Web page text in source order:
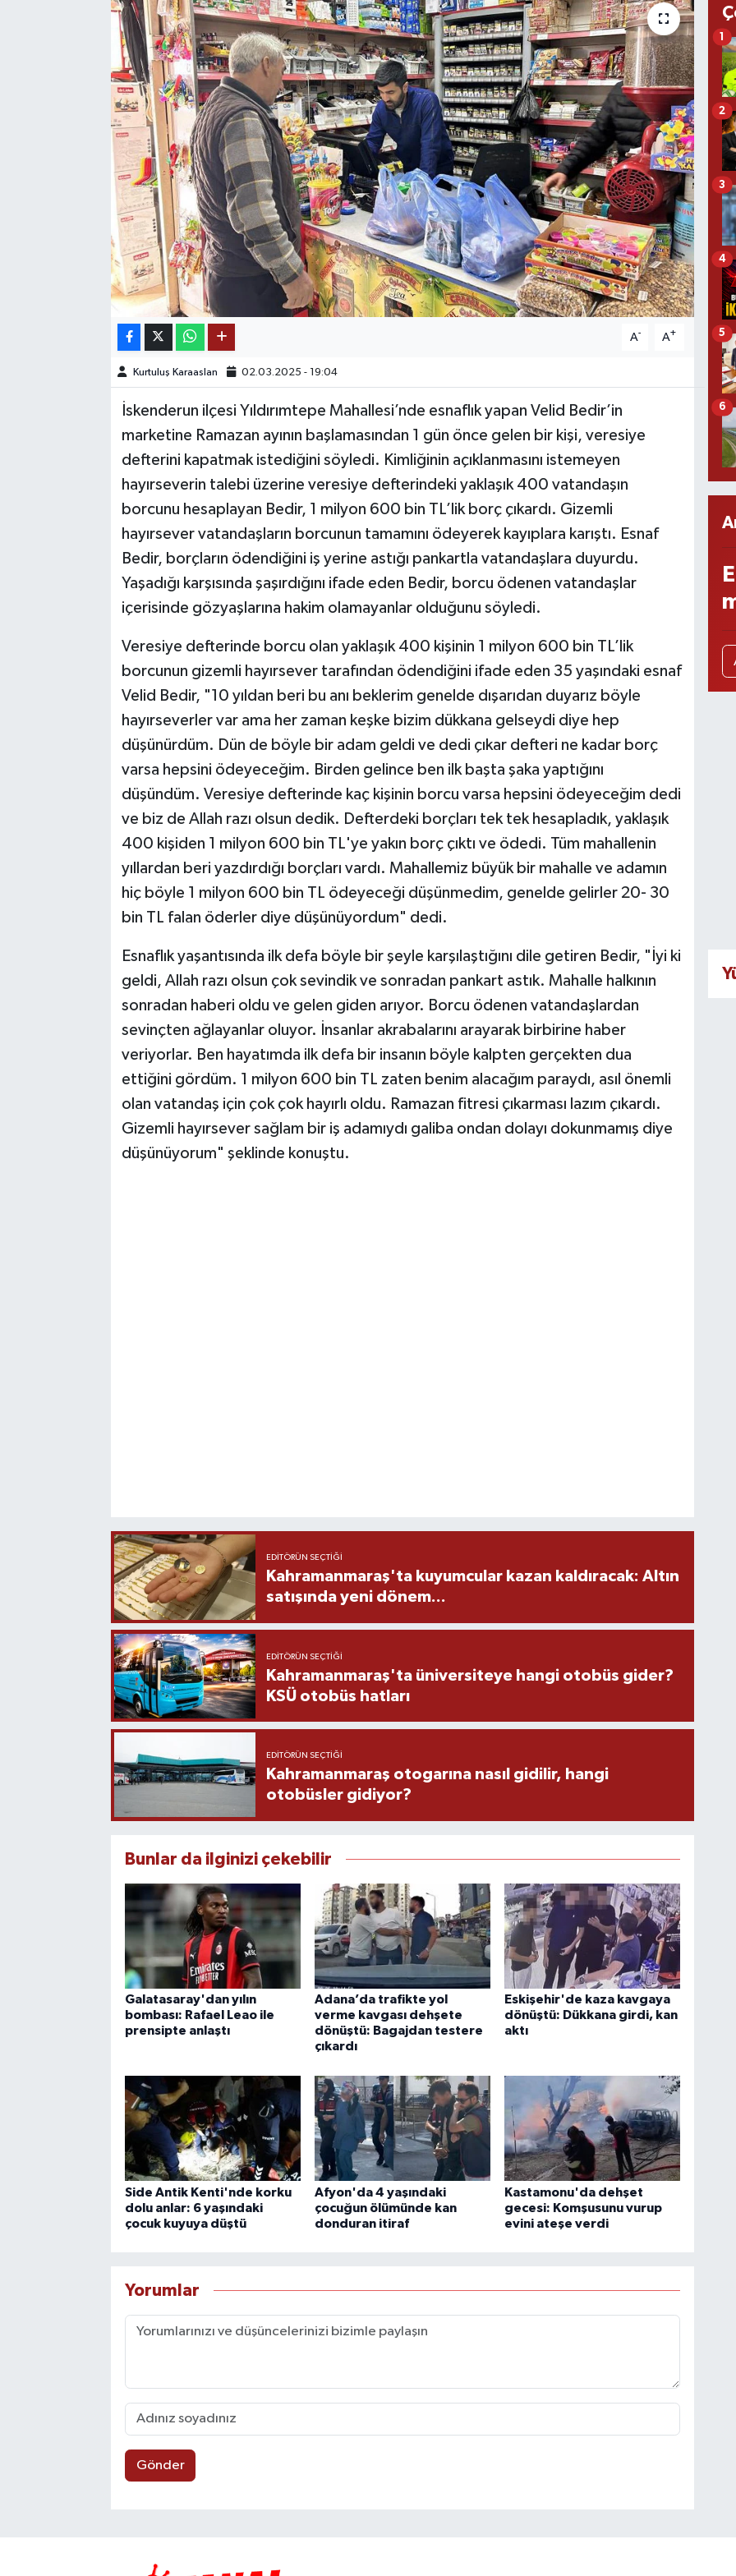
A- A+
Kurtuluş Karaaslan 02.03.2025 - 19:04
İskenderun ilçesi Yıldırımtepe Mahallesi’nde esnaflık yapan Velid Bedir’in
marketine Ramazan ayının başlamasından 1 gün önce gelen bir kişi, veresiye
defterini kapatmak istediğini söyledi. Kimliğinin açıklanmasını istemeyen
hayırseverin talebi üzerine veresiye defterindeki yaklaşık 400 vatandaşın
borcunu hesaplayan Bedir, 1 milyon 600 bin TL’lik borç çıkardı. Gizemli
hayırsever vatandaşların borcunun tamamını ödeyerek kayıplara karıştı. Esnaf
Bedir, borçların ödendiğini iş yerine astığı pankartla vatandaşlara duyurdu.
Yaşadığı karşısında şaşırdığını ifade eden Bedir, borcu ödenen vatandaşlar
içerisinde gözyaşlarına hakim olamayanlar olduğunu söyledi.
Veresiye defterinde borcu olan yaklaşık 400 kişinin 1 milyon 600 bin TL’lik
borcunun gizemli hayırsever tarafından ödendiğini ifade eden 35 yaşındaki esnaf
Velid Bedir, "10 yıldan beri bu anı beklerim genelde dışarıdan duyarız böyle
hayırseverler var ama her zaman keşke bizim dükkana gelseydi diye hep
düşünürdüm. Dün de böyle bir adam geldi ve dedi çıkar defteri ne kadar borç
varsa hepsini ödeyeceğim. Birden gelince ben ilk başta şaka yaptığını
düşündüm. Veresiye defterinde kaç kişinin borcu varsa hepsini ödeyeceğim dedi
ve biz de Allah razı olsun dedik. Defterdeki borçları tek tek hesapladık, yaklaşık
400 kişiden 1 milyon 600 bin TL'ye yakın borç çıktı ve ödedi. Tüm mahallenin
yıllardan beri yazdırdığı borçları vardı. Mahallemiz büyük bir mahalle ve adamın
hiç böyle 1 milyon 600 bin TL ödeyeceği düşünmedim, genelde gelirler 20- 30
bin TL falan öderler diye düşünüyordum" dedi.
Esnaflık yaşantısında ilk defa böyle bir şeyle karşılaştığını dile getiren Bedir, "İyi ki
geldi, Allah razı olsun çok sevindik ve sonradan pankart astık. Mahalle halkının
sonradan haberi oldu ve gelen giden arıyor. Borcu ödenen vatandaşlardan
sevinçten ağlayanlar oluyor. İnsanlar akrabalarını arayarak birbirine haber
veriyorlar. Ben hayatımda ilk defa bir insanın böyle kalpten gerçekten dua
ettiğini gördüm. 1 milyon 600 bin TL zaten benim alacağım paraydı, asıl önemli
olan vatandaş için çok çok hayırlı oldu. Ramazan fitresi çıkarması lazım çıkardı.
Gizemli hayırsever sağlam bir iş adamıydı galiba ondan dolayı dokunmamış diye
düşünüyorum" şeklinde konuştu.
EDITÖRÜN SEÇTIĞI
Kahramanmaraş'ta kuyumcular kazan kaldıracak: Altın
satışında yeni dönem...
EDITÖRÜN SEÇTIĞI
Kahramanmaraş'ta üniversiteye hangi otobüs gider?
KSÜ otobüs hatları
EDITÖRÜN SEÇTIĞI
Kahramanmaraş otogarına nasıl gidilir, hangi
otobüsler gidiyor?
Bunlar da ilginizi çekebilir
Galatasaray'dan yılın
bombası: Rafael Leao ile
prensipte anlaştı
Adana’da trafikte yol
verme kavgası dehşete
dönüştü: Bagajdan testere
çıkardı
Eskişehir'de kaza kavgaya
dönüştü: Dükkana girdi, kan
aktı
Side Antik Kenti'nde korku
dolu anlar: 6 yaşındaki
çocuk kuyuya düştü
Afyon'da 4 yaşındaki
çocuğun ölümünde kan
donduran itiraf
Kastamonu'da dehşet
gecesi: Komşusunu vurup
evini ateşe verdi
Yorumlar
Gönder
1
2
3
4
5
6
OTOMOTİV
KÜLTÜR SANAT